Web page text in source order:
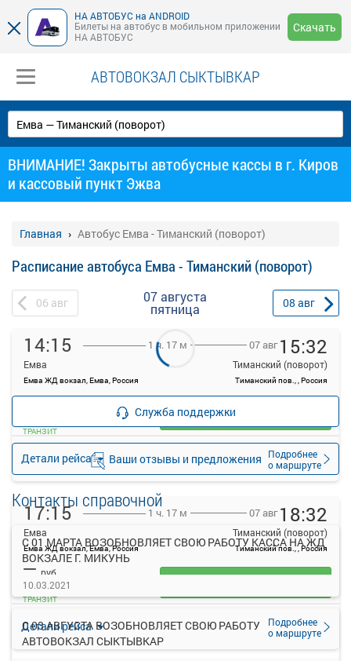
НА АВТОБУС на ANDROID
Билеты на автобус в мобильном приложении
НА АВТОБУС
Скачать
АВТОВОКЗАЛ СЫКТЫВКАР
ВНИМАНИЕ! Закрыты автобусные кассы в г. Киров
и кассовый пункт Эжва
Главная Автобус Емва - Тиманский (поворот)
Расписание автобуса Емва - Тиманский (поворот)
06 авг 07 августа
пятница 08 авг
14:15
Емва
Емва ЖД вокзал, Емва, Россия
1 ч. 17 м 07 авг 15:32
Тиманский (поворот)
Тиманский пов., , Россия
Детали рейса
Подробнее
о маршруте
—
ТРАНЗИТ
Загрузить цену
17:15
Емва
Емва ЖД вокзал, Емва, Россия
1 ч. 17 м 07 авг 18:32
Тиманский (поворот)
Тиманский пов., , Россия
Детали рейса
Подробнее
о маршруте
— руб.
ТРАНЗИТ
Служба поддержки
Ваши отзывы и предложения
Контакты справочной
С 01 МАРТА ВОЗОБНОВЛЯЕТ СВОЮ РАБОТУ КАССА НА ЖД
ВОКЗАЛЕ Г. МИКУНЬ
10.03.2021
С 03 АВГУСТА ВОЗОБНОВЛЯЕТ СВОЮ РАБОТУ
АВТОВОКЗАЛ СЫКТЫВКАР